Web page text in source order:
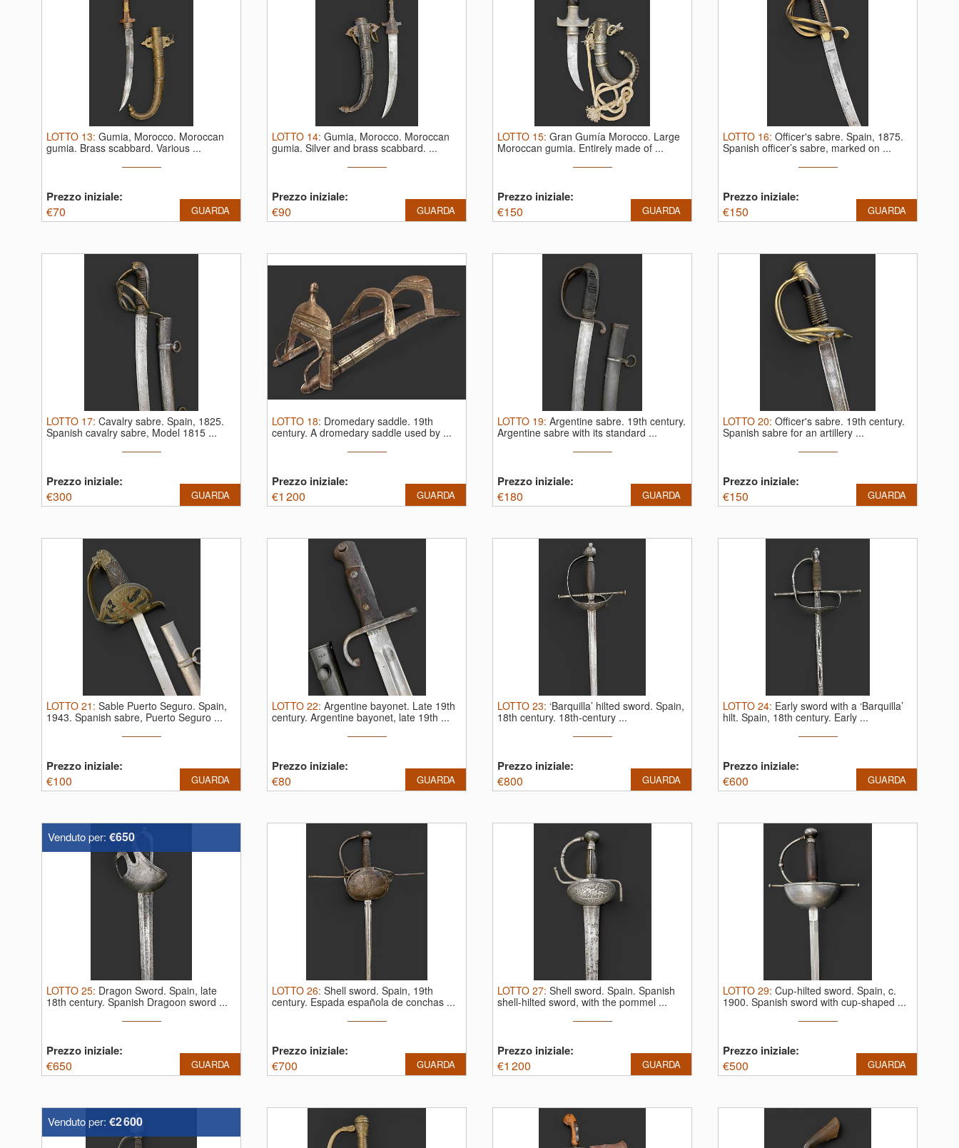
LOTTO 13: Gumia, Morocco. Moroccan
gumia. Brass scabbard. Various ...
Prezzo iniziale:
€70 GUARDA
LOTTO 14: Gumia, Morocco. Moroccan
gumia. Silver and brass scabbard. ...
Prezzo iniziale:
€90 GUARDA
LOTTO 15: Gran Gumía Morocco. Large
Moroccan gumia. Entirely made of ...
Prezzo iniziale:
€150 GUARDA
LOTTO 16: Officer's sabre. Spain, 1875.
Spanish officer’s sabre, marked on ...
Prezzo iniziale:
€150 GUARDA
LOTTO 17: Cavalry sabre. Spain, 1825.
Spanish cavalry sabre, Model 1815 ...
Prezzo iniziale:
€300 GUARDA
LOTTO 18: Dromedary saddle. 19th
century. A dromedary saddle used by ...
Prezzo iniziale:
€1 200 GUARDA
LOTTO 19: Argentine sabre. 19th century.
Argentine sabre with its standard ...
Prezzo iniziale:
€180 GUARDA
LOTTO 20: Officer's sabre. 19th century.
Spanish sabre for an artillery ...
Prezzo iniziale:
€150 GUARDA
LOTTO 21 : Sable Puerto Seguro. Spain,
1943. Spanish sabre, Puerto Seguro ...
Prezzo iniziale:
€100 GUARDA
LOTTO 22: Argentine bayonet. Late 19th
century. Argentine bayonet, late 19th ...
Prezzo iniziale:
€80 GUARDA
LOTTO 23: ‘Barquilla’ hilted sword. Spain,
18th century. 18th-century ...
Prezzo iniziale:
€800 GUARDA
LOTTO 24: Early sword with a ‘Barquilla’
hilt. Spain, 18th century. Early ...
Prezzo iniziale:
€600 GUARDA
Venduto per: €650
LOTTO 25: Dragon Sword. Spain, late
18th century. Spanish Dragoon sword ...
Prezzo iniziale:
€650 GUARDA
LOTTO 26: Shell sword. Spain, 19th
century. Espada española de conchas ...
Prezzo iniziale:
€700 GUARDA
LOTTO 27: Shell sword. Spain. Spanish
shell-hilted sword, with the pommel ...
Prezzo iniziale:
€1 200 GUARDA
LOTTO 29: Cup-hilted sword. Spain, c.
1900. Spanish sword with cup-shaped ...
Prezzo iniziale:
€500 GUARDA
Venduto per: €2 600